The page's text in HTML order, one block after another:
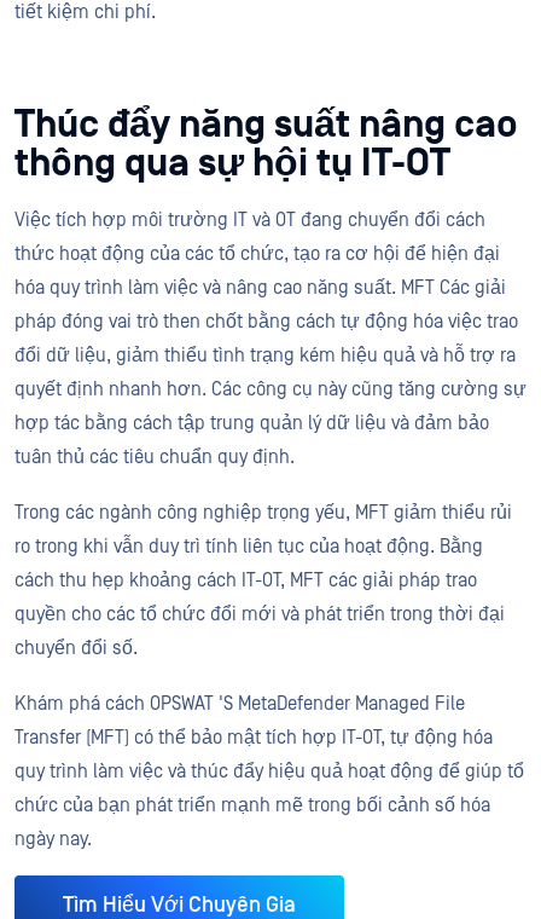
tiết kiệm chi phí.
Thúc đẩy năng suất nâng cao
thông qua sự hội tụ IT-OT
Việc tích hợp môi trường IT và OT đang chuyển đổi cách
thức hoạt động của các tổ chức, tạo ra cơ hội để hiện đại
hóa quy trình làm việc và nâng cao năng suất. MFT Các giải
pháp đóng vai trò then chốt bằng cách tự động hóa việc trao
đổi dữ liệu, giảm thiểu tình trạng kém hiệu quả và hỗ trợ ra
quyết định nhanh hơn. Các công cụ này cũng tăng cường sự
hợp tác bằng cách tập trung quản lý dữ liệu và đảm bảo
tuân thủ các tiêu chuẩn quy định.
Trong các ngành công nghiệp trọng yếu, MFT giảm thiểu rủi
ro trong khi vẫn duy trì tính liên tục của hoạt động. Bằng
cách thu hẹp khoảng cách IT-OT, MFT các giải pháp trao
quyền cho các tổ chức đổi mới và phát triển trong thời đại
chuyển đổi số.
Khám phá cách OPSWAT 'S MetaDefender Managed File
Transfer (MFT) có thể bảo mật tích hợp IT-OT, tự động hóa
quy trình làm việc và thúc đẩy hiệu quả hoạt động để giúp tổ
chức của bạn phát triển mạnh mẽ trong bối cảnh số hóa
ngày nay.
Tìm Hiểu Với Chuyên Gia